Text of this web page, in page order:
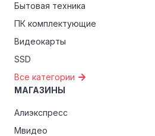
или пенсионеров.
Бытовая техника
ПК комплектующие
Видеокарты
SSD
Все категории
МАГАЗИНЫ
Алиэкспресс
Мвидео